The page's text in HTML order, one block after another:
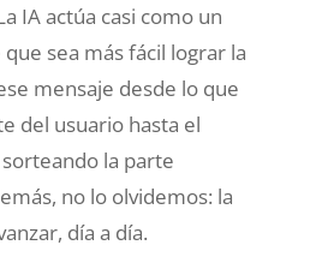
IA actúa casi como un
sea más fácil lograr la
mensaje desde lo que
del usuario hasta el
la parte
no lo olvidemos: la
día a día.